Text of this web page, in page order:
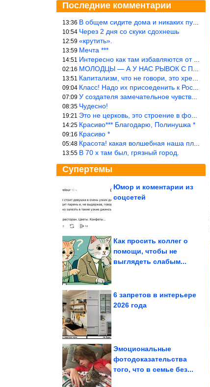
Последние комментарии
13:36 В общем сидите дома и никаких путешествий А самая грязная в от
10:54 Через 2 дня со скуки сдохнешь
12:59 «крутить».
13:59 Мечта ***
14:51 Интересно как там избавляются от физиологических и прочих отходо
02:16 МОЛОДЦЫ — А У НАС РЫВОК С ПРОРЫВОМ В ТРУБУ
13:51 Капитализм, что не говори, это хреново (((
09:04 Класс! Надо их присоеденить к России!
07:09 У создателя замечательное чувство юмора! ))
08:35 Чудесно!
19:21 Это не церковь, это строение в форме церкви.
14:25 Красиво*** Благодарю, Полинушка *
09:16 Красиво *
05:48 Красота! какая волшебная наша планета!… еще-бы, мы понимали это…
13:55 В 70 х там был, грязный город.
Супертемы
Какие травы с дачи
Юмор и коментарии из
соцсетей
Что произошло в семье
Как просить коллег о
помощи, чтобы не
выглядеть слабым...
6 запретов в интерьере
2026 года
Власти собираются
Эмоциональные
фотодоказательства
того, что в семье без...